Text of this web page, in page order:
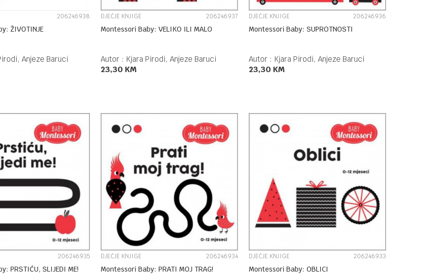
206246938
ŽIVOTINJE
Anjeze Baruci
DJEČJE KNJIGE 206246937
Montessori Baby: VELIKO ILI MALO
Autor : Kjara Pirodi, Anjeze Baruci
23,30 KM
DJEČJE KNJIGE 206246936
Montessori Baby: SUPROTNOSTI
Autor : Kjara Pirodi, Anjeze Baruci
23,30 KM
UPOREDI
206246935
PRSTIĆU, SLIJEDI ME!
UPOREDI
DJEČJE KNJIGE 206246934
Montessori Baby: PRATI MOJ TRAG!
UPOREDI
DJEČJE KNJIGE 206246933
Montessori Baby: OBLICI